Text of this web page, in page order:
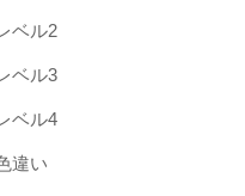
ベル2
ベル3
ベル4
違い